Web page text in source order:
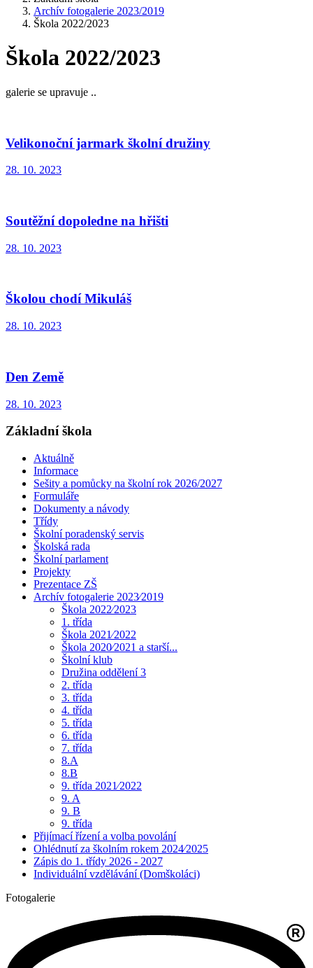
Archív fotogalerie 2023/2019
Škola 2022/2023
Škola 2022/2023
galerie se upravuje ..
Velikonoční jarmark školní družiny
28. 10. 2023
Soutěžní dopoledne na hřišti
28. 10. 2023
Školou chodí Mikuláš
28. 10. 2023
Den Země
28. 10. 2023
Základní škola
Aktuálně
Informace
Sešity a pomůcky na školní rok 2026/2027
Formuláře
Dokumenty a návody
Třídy
Školní poradenský servis
Školská rada
Školní parlament
Projekty
Prezentace ZŠ
Archív fotogalerie 2023⁄2019
Škola 2022⁄2023
1. třída
Škola 2021⁄2022
Škola 2020⁄2021 a starší...
Školní klub
Družina oddělení 3
2. třída
3. třída
4. třída
5. třída
6. třída
7. třída
8.A
8.B
9. třída 2021⁄2022
9. A
9. B
9. třída
Přijímací řízení a volba povolání
Ohlédnutí za školním rokem 2024⁄2025
Zápis do 1. třídy 2026 - 2027
Individuální vzdělávání (Domškoláci)
Fotogalerie